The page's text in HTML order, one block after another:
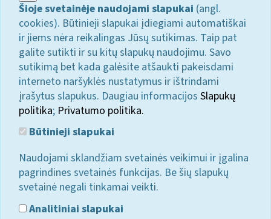
Šioje svetainėje naudojami slapukai (angl.
cookies). Būtinieji slapukai įdiegiami automatiškai
ir jiems nėra reikalingas Jūsų sutikimas. Taip pat
galite sutikti ir su kitų slapukų naudojimu. Savo
sutikimą bet kada galėsite atšaukti pakeisdami
interneto naršyklės nustatymus ir ištrindami
įrašytus slapukus. Daugiau informacijos Slapukų
politika; Privatumo politika.
Būtinieji slapukai
Naudojami sklandžiam svetainės veikimui ir įgalina
pagrindines svetainės funkcijas. Be šių slapukų
svetainė negali tinkamai veikti.
Analitiniai slapukai